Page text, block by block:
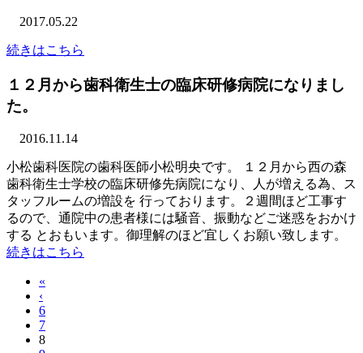
2017.05.22
続きはこちら
１２月から歯科衛生士の臨床研修病院になりまし
た。
2016.11.14
小松歯科医院の歯科医師小松明央です。 １２月から西の森
歯科衛生士学校の臨床研修先病院になり、人が増える為、ス
タッフルームの増設を 行っております。２週間ほど工事す
るので、通院中の患者様には騒音、振動などご迷惑をおかけ
する とおもいます。御理解のほど宜しくお願い致します。
続きはこちら
«
‹
6
7
8